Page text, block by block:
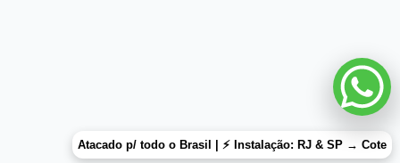
Atacado p/ todo o Brasil | ⚡ Instalação: RJ & SP → Cote